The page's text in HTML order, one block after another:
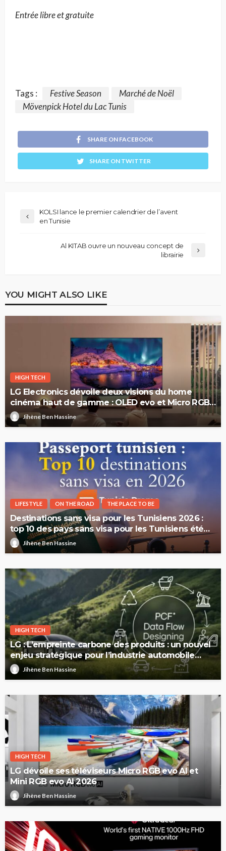
Entrée libre et gratuite
Tags : Festive Season
Marché de Noël
Mövenpick Hotel du Lac Tunis
SHARE ON FACEBOOK
SHARE ON TWITTER
KOLSI lance le premier calendrier de l’avent
en Tunisie
Al KITAB ouvre un nouveau concept de
librairie
YOU MIGHT ALSO LIKE
HIGH TECH
LG Electronics dévoile deux visions du home
cinéma haut de gamme : OLED evo et Micro RGB
evoJihène Ben Hassine
LIFESTYLE ON THE ROAD THE PLACE TO BE
Destinations sans visa pour les Tunisiens 2026 :
top 10 des pays sans visa pour les Tunisiens été
2026Jihène Ben Hassine
HIGH TECH
LG : L’empreinte carbone des produits : un nouvel
enjeu stratégique pour l’industrie automobile
européenne
Jihène Ben Hassine
HIGH TECH
LG dévoile ses téléviseurs Micro RGB evo AI et
Mini RGB evo AI 2026
Jihène Ben Hassine